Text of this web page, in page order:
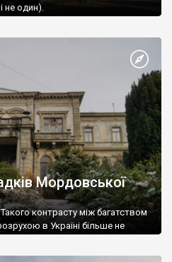
не один).
Мордовської
контрасту між багатством
в Україні більше не